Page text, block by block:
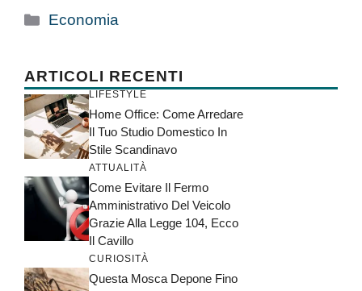
Categorie
Economia
ARTICOLI RECENTI
LIFESTYLE
Home Office: Come Arredare
Il Tuo Studio Domestico In
Stile Scandinavo
ATTUALITÀ
Come Evitare Il Fermo
Amministrativo Del Veicolo
Grazie Alla Legge 104, Ecco
Il Cavillo
CURIOSITÀ
Questa Mosca Depone Fino